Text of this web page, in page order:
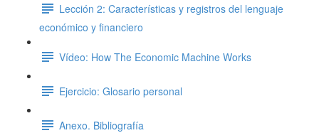
Lección 2: Características y registros del lenguaje
económico y financiero
Vídeo: How The Economic Machine Works
Ejercicio: Glosario personal
Anexo. Bibliografía